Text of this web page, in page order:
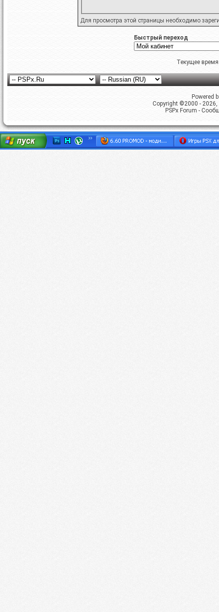
Для просмотра этой страницы необходимо
Быстрый переход
Текущее
Powered
Copyright ©2000 -
PSPx Forum -